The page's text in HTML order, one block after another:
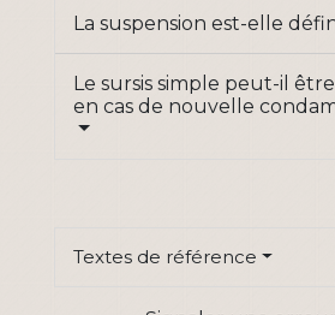
La suspension est-elle
Le sursis simple peut-il
en cas de nouvelle
Textes de référence